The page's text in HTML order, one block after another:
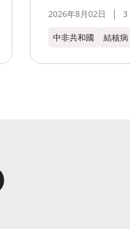
2026年8月02日 3
中非共和國 結核病